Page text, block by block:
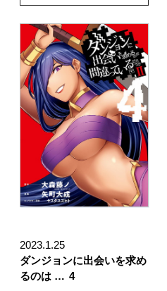
2023.1.25
ダンジョンに出会いを求め
るのは … 4